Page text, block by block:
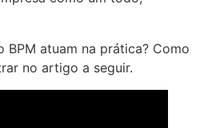
BPM atuam na prática? Como
no artigo a seguir.